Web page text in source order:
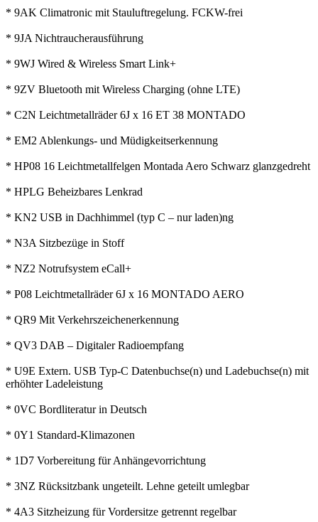
* 9AK Climatronic mit Stauluftregelung. FCKW-frei
* 9JA Nichtraucherausführung
* 9WJ Wired & Wireless Smart Link+
* 9ZV Bluetooth mit Wireless Charging (ohne LTE)
* C2N Leichtmetallräder 6J x 16 ET 38 MONTADO
* EM2 Ablenkungs- und Müdigkeitserkennung
* HP08 16 Leichtmetallfelgen Montada Aero Schwarz glanzgedreht
* HPLG Beheizbares Lenkrad
* KN2 USB in Dachhimmel (typ C – nur laden)ng
* N3A Sitzbezüge in Stoff
* NZ2 Notrufsystem eCall+
* P08 Leichtmetallräder 6J x 16 MONTADO AERO
* QR9 Mit Verkehrszeichenerkennung
* QV3 DAB – Digitaler Radioempfang
* U9E Extern. USB Typ-C Datenbuchse(n) und Ladebuchse(n) mit
erhöhter Ladeleistung
* 0VC Bordliteratur in Deutsch
* 0Y1 Standard-Klimazonen
* 1D7 Vorbereitung für Anhängevorrichtung
* 3NZ Rücksitzbank ungeteilt. Lehne geteilt umlegbar
* 4A3 Sitzheizung für Vordersitze getrennt regelbar